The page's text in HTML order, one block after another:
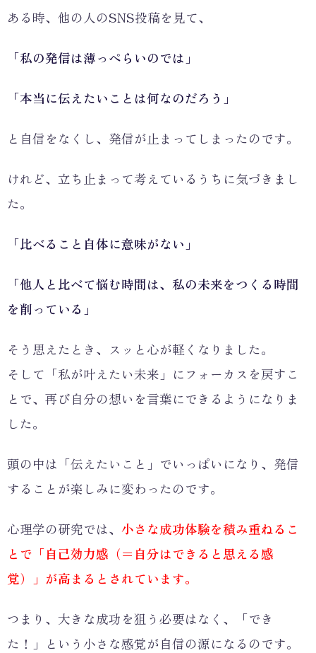
ある時、他の人のSNS投稿を見て、
「私の発信は薄っぺらいのでは」
「本当に伝えたいことは何なのだろう」
と自信をなくし、発信が止まってしまったのです。
けれど、立ち止まって考えているうちに気づきまし
た。
「比べること自体に意味がない」
「他人と比べて悩む時間は、私の未来をつくる時間
を削っている」
そう思えたとき、スッと心が軽くなりました。
そして「私が叶えたい未来」にフォーカスを戻すこ
とで、再び自分の想いを言葉にできるようになりま
した。
頭の中は「伝えたいこと」でいっぱいになり、発信
することが楽しみに変わったのです。
心理学の研究では、 小さな成功体験を積み重ねるこ
とで「自己効力感（＝自分はできると思える感
覚）」が高まるとされています。
つまり、大きな成功を狙う必要はなく、「でき
た！」という小さな感覚が自信の源になるのです。